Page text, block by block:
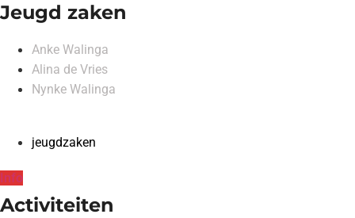
Jeugd zaken
Anke Walinga
Alina de Vries
Nynke Walinga
jeugdzaken
Info
Activiteiten